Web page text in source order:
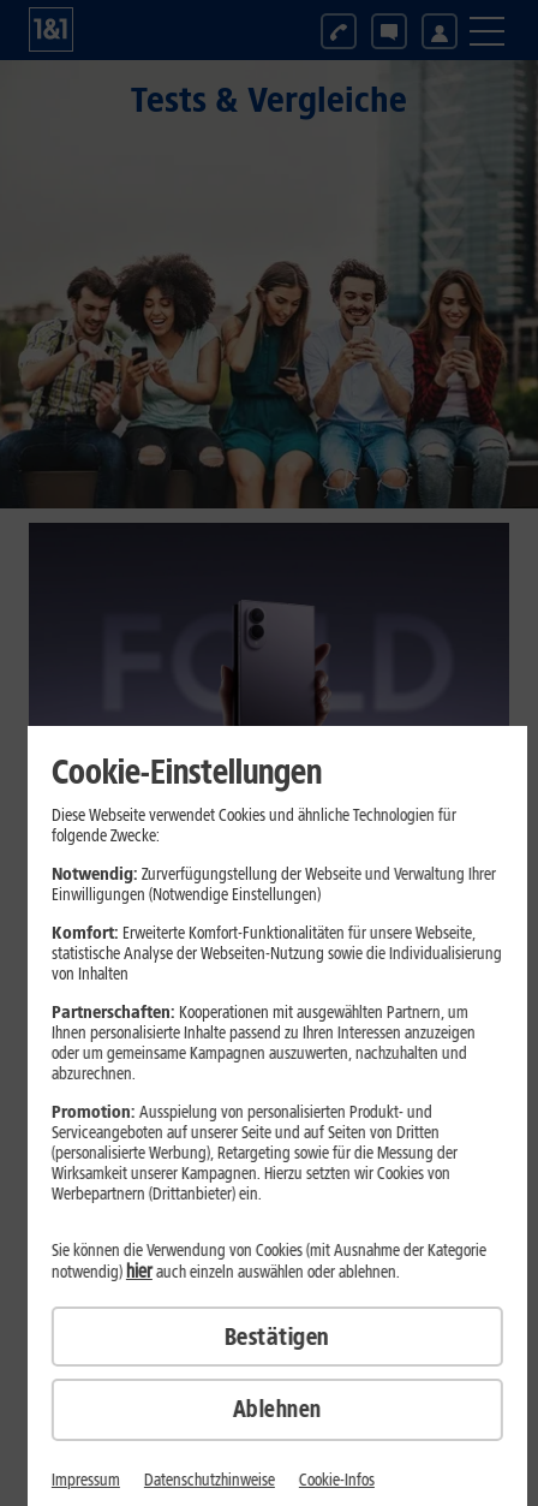
Tests & Vergleiche
Tests & Vergleiche
Galaxy Z Fold7 oder Fold8: Was
sich beim neuen Foldable geändert
Kompakteres Format, neuer Chip, größerer Akku: Das Galaxy Z
Fold8 setzt andere Schwerpunkte als sein Vorgänger. Wir
zeigen, was Samsung verändert hat, welche Neuerungen im
Alltag zählen und wo das Fold7 Vorteile behält.
Mehr erfahren
Tests & Vergleiche
Xiaomi 17 vs. Xiaomi 17 Ultra: Für
Cookie-Einstellungen
Diese Webseite verwendet Cookies und ähnliche Technologien für
folgende Zwecke:
Notwendig: Zurverfügungstellung der Webseite und Verwaltung Ihrer
Einwilligungen (Notwendige Einstellungen)
Komfort: Erweiterte Komfort-Funktionalitäten für unsere Webseite,
statistische Analyse der Webseiten-Nutzung sowie die Individualisierung
von Inhalten
Partnerschaften: Kooperationen mit ausgewählten Partnern, um
Ihnen personalisierte Inhalte passend zu Ihren Interessen anzuzeigen
oder um gemeinsame Kampagnen auszuwerten, nachzuhalten und
abzurechnen.
Promotion: Ausspielung von personalisierten Produkt- und
Serviceangeboten auf unserer Seite und auf Seiten von Dritten
(personalisierte Werbung), Retargeting sowie für die Messung der
Wirksamkeit unserer Kampagnen. Hierzu setzten wir Cookies von
Werbepartnern (Drittanbieter) ein.
Ablehnen
Sie können die Verwendung von Cookies (mit Ausnahme der Kategorie
notwendig) hierauch einzeln auswählen oder ablehnen.
Bestätigen
Impressum Datenschutzhinweise Cookie-Infos